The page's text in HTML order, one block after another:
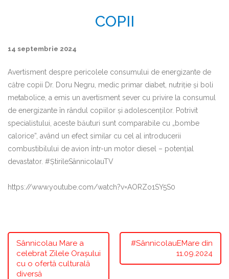
COPII
14 septembrie 2024
Avertisment despre pericolele consumului de energizante de
către copii Dr. Doru Negru, medic primar diabet, nutriţie şi boli
metabolice, a emis un avertisment sever cu privire la consumul
de energizante în rândul copiilor şi adolescenţilor. Potrivit
specialistului, aceste băuturi sunt comparabile cu „bombe
calorice”, având un efect similar cu cel al introducerii
combustibilului de avion într-un motor diesel – potențial
devastator. #ȘtirileSânnicolauTV
https://www.youtube.com/watch?v=AORZo1SY5S0
Sânnicolau Mare a
celebrat Zilele Orașului
cu o ofertă culturală
diversă
#SânnicolauEMare din
11.09.2024